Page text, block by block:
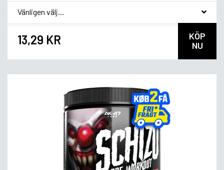
* Smagsvariant
13,29 KR
KÖP
NU